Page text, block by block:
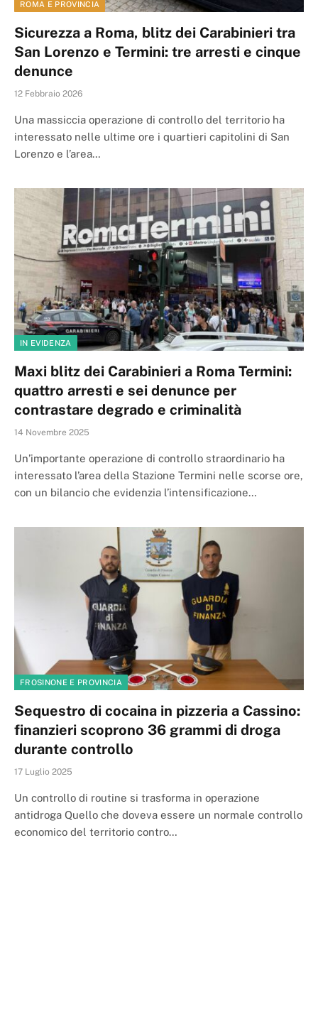
ROMA E PROVINCIA
Sicurezza a Roma, blitz dei Carabinieri tra
San Lorenzo e Termini: tre arresti e cinque
denunce
12 Febbraio 2026
Una massiccia operazione di controllo del territorio ha
interessato nelle ultime ore i quartieri capitolini di San
Lorenzo e l’area…
IN EVIDENZA
Maxi blitz dei Carabinieri a Roma Termini:
quattro arresti e sei denunce per
contrastare degrado e criminalità
14 Novembre 2025
Un’importante operazione di controllo straordinario ha
interessato l’area della Stazione Termini nelle scorse ore,
con un bilancio che evidenzia l’intensificazione…
FROSINONE E PROVINCIA
Sequestro di cocaina in pizzeria a Cassino:
finanzieri scoprono 36 grammi di droga
durante controllo
17 Luglio 2025
Un controllo di routine si trasforma in operazione
antidroga Quello che doveva essere un normale controllo
economico del territorio contro…